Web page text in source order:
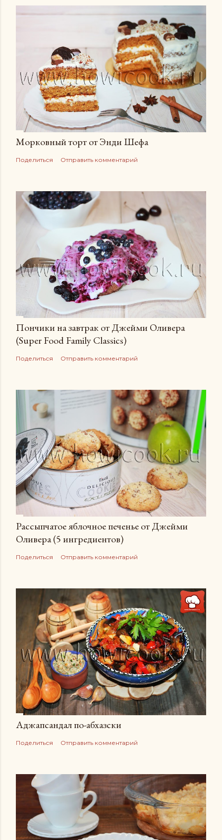
Морковный торт от Энди Шефа
Поделиться Отправить комментарий
Пончики на завтрак от Джейми Оливера
(Super Food Family Сlassics)
Поделиться Отправить комментарий
Рассыпчатое яблочное печенье от Джейми
Оливера (5 ингредиентов)
Поделиться Отправить комментарий
Аджапсандал по-абхазски
Поделиться Отправить комментарий